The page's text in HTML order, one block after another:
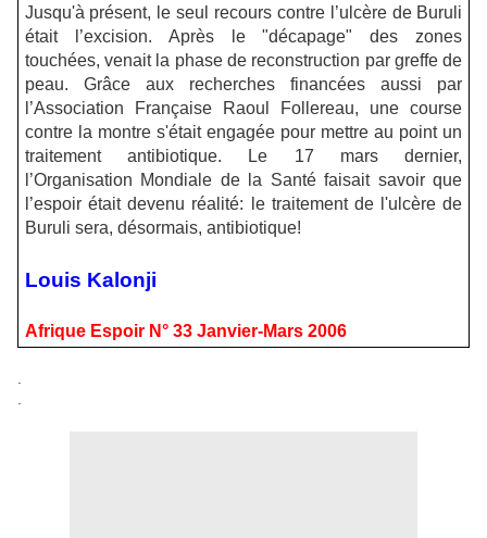
Jusqu'à présent, le seul recours contre l’ulcère de Buruli
était l’excision. Après le
"décapage"
des zones
touchées, venait la phase de reconstruction par greffe de
peau. Grâce aux recherches financées aussi par
l’Association Française Raoul Follereau, une course
contre la montre s'était engagée pour mettre au point un
traitement antibiotique. Le 17 mars dernier,
l’Organisation Mondiale de la Santé faisait savoir que
l’espoir était devenu réalité: le traitement de l'ulcère de
Buruli sera, désormais, antibiotique!
Louis Kalonji
Afrique Espoir N° 33 Janvier-Mars 2006